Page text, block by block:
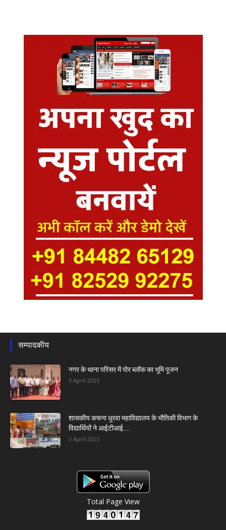
सम्पादकीय
नगर के थाना परिसर में पोर ब्लॉक का भूमि पूजन
3 April 2025
शासकीय कचना धुरवा महाविद्यालय के भौतिकी विभाग के
विद्यार्थियों ने आईटीआई...
3 April 2025
Total Page View